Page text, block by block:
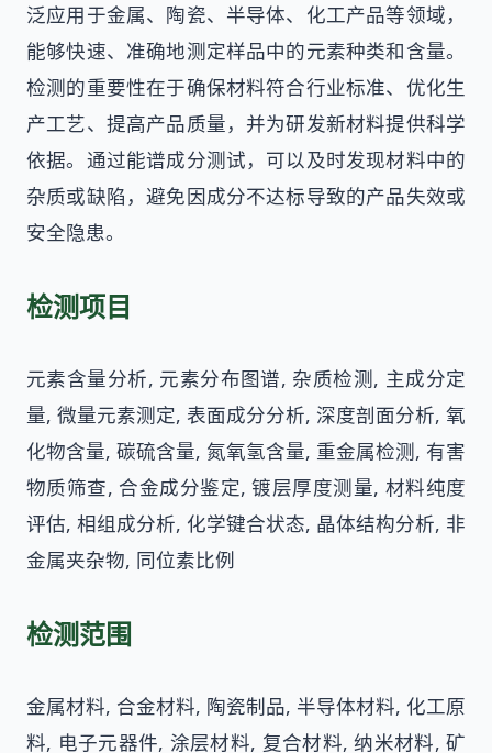
泛应用于金属、陶瓷、半导体、化工产品等领域，
能够快速、准确地测定样品中的元素种类和含量。
检测的重要性在于确保材料符合行业标准、优化生
产工艺、提高产品质量，并为研发新材料提供科学
依据。通过能谱成分测试，可以及时发现材料中的
杂质或缺陷，避免因成分不达标导致的产品失效或
安全隐患。
检测项目
元素含量分析, 元素分布图谱, 杂质检测, 主成分定
量, 微量元素测定, 表面成分分析, 深度剖面分析, 氧
化物含量, 碳硫含量, 氮氧氢含量, 重金属检测, 有害
物质筛查, 合金成分鉴定, 镀层厚度测量, 材料纯度
评估, 相组成分析, 化学键合状态, 晶体结构分析, 非
金属夹杂物, 同位素比例
检测范围
金属材料, 合金材料, 陶瓷制品, 半导体材料, 化工原
料, 电子元器件, 涂层材料, 复合材料, 纳米材料, 矿